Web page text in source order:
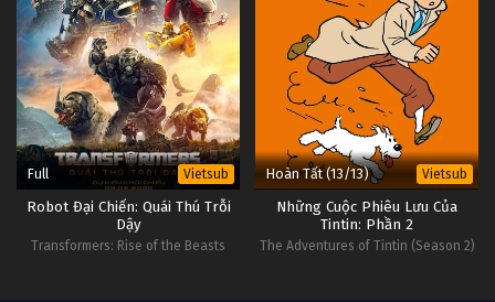
D.Gray-man Tập Tập 24
Tập Tập 24
D.Gray-man Tập Tập 23
Tập Tập 23
D.Gray-man Tập Tập 22
Tập Tập 22
Full Vietsub
Robot Đại Chiến: Quái Thú Trỗi
Dậy
Transformers: Rise of the Beasts
Hoàn Tất (13/13) Vietsub
Những Cuộc Phiêu Lưu Của
Tintin: Phần 2
The Adventures of Tintin (Season 2)